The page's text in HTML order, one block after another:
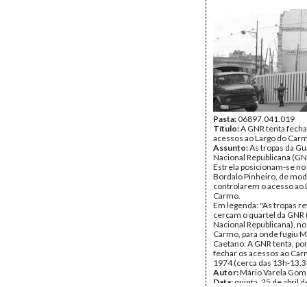
Pasta:06897.041.019
Título:A GNR tenta
acessos ao Largo do
Assunto:As tropas da
Nacional Republicana
Estrela posicionam-se no
Bordalo Pinheiro, de
controlarem o acesso ao
Carmo.
Em legenda: "As tropas
cercam o quartel da GNR
Nacional Republicana),
Carmo, para onde fugiu
Caetano. A GNR tenta,
fechar os acessos ao
1974 (cerca das 13h-
Autor:Mário Varela
Data: quinta, 25 de abril